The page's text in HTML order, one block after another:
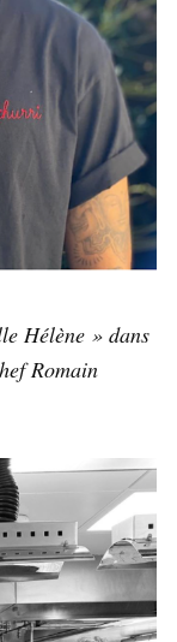
Hélène » dans
Romain